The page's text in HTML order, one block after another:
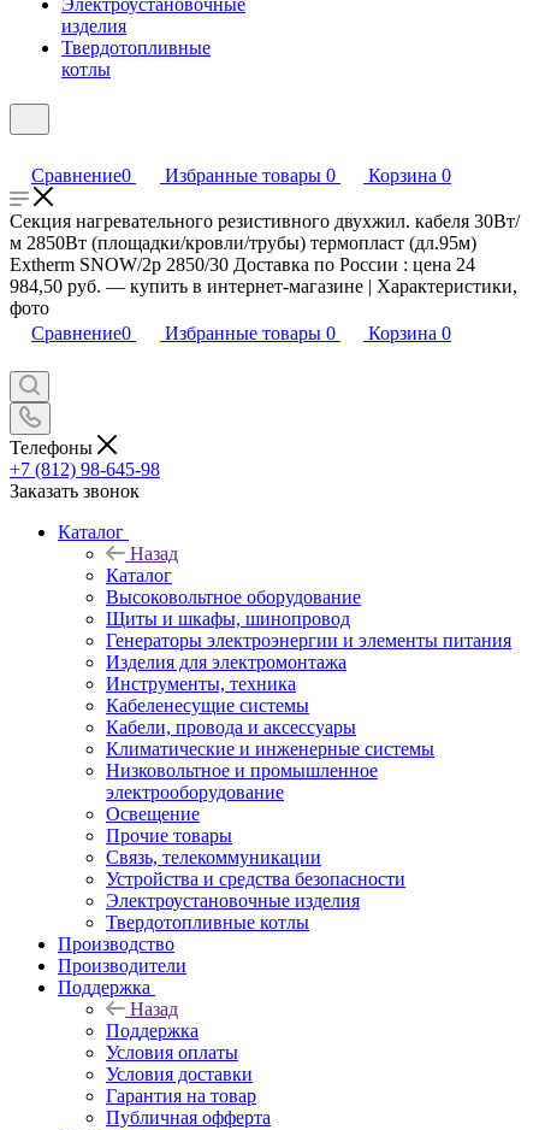
Электроустановочные
изделия
Твердотопливные
котлы
Сравнение0 Избранные товары 0 Корзина 0
Секция нагревательного резистивного двухжил. кабеля 30Вт/
м 2850Вт (площадки/кровли/трубы) термопласт (дл.95м)
Extherm SNOW/2p 2850/30 Доставка по России : цена 24
984,50 руб. — купить в интернет-магазине | Характеристики,
фото
Сравнение0 Избранные товары 0 Корзина 0
Телефоны
+7 (812) 98-645-98
Заказать звонок
Каталог
Назад
Каталог
Высоковольтное оборудование
Щиты и шкафы, шинопровод
Генераторы электроэнергии и элементы питания
Изделия для электромонтажа
Инструменты, техника
Кабеленесущие системы
Кабели, провода и аксессуары
Климатические и инженерные системы
Низковольтное и промышленное
электрооборудование
Освещение
Прочие товары
Связь, телекоммуникации
Устройства и средства безопасности
Электроустановочные изделия
Твердотопливные котлы
Производство
Производители
Поддержка
Назад
Поддержка
Условия оплаты
Условия доставки
Гарантия на товар
Публичная офферта